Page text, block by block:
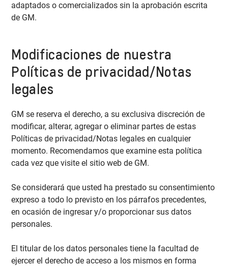
adaptados o comercializados sin la aprobación escrita
de GM.
Modificaciones de nuestra
Políticas de privacidad/Notas
legales
GM se reserva el derecho, a su exclusiva discreción de
modificar, alterar, agregar o eliminar partes de estas
Políticas de privacidad/Notas legales en cualquier
momento. Recomendamos que examine esta política
cada vez que visite el sitio web de GM.
Se considerará que usted ha prestado su consentimiento
expreso a todo lo previsto en los párrafos precedentes,
en ocasión de ingresar y/o proporcionar sus datos
personales.
El titular de los datos personales tiene la facultad de
ejercer el derecho de acceso a los mismos en forma